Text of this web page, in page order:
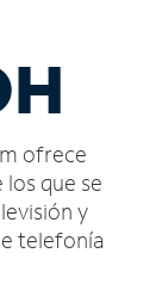
ofrece
que se
y
telefonía